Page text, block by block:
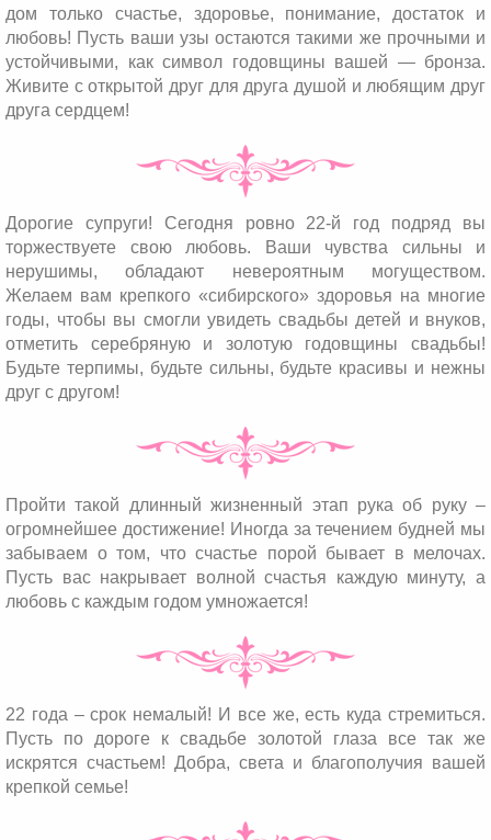
дом только счастье, здоровье, понимание, достаток и
любовь! Пусть ваши узы остаются такими же прочными и
устойчивыми, как символ годовщины вашей — бронза.
Живите с открытой друг для друга душой и любящим друг
друга сердцем!
Дорогие супруги! Сегодня ровно 22-й год подряд вы
торжествуете свою любовь. Ваши чувства сильны и
нерушимы, обладают невероятным могуществом.
Желаем вам крепкого «сибирского» здоровья на многие
годы, чтобы вы смогли увидеть свадьбы детей и внуков,
отметить серебряную и золотую годовщины свадьбы!
Будьте терпимы, будьте сильны, будьте красивы и нежны
друг с другом!
Пройти такой длинный жизненный этап рука об руку –
огромнейшее достижение! Иногда за течением будней мы
забываем о том, что счастье порой бывает в мелочах.
Пусть вас накрывает волной счастья каждую минуту, а
любовь с каждым годом умножается!
22 года – срок немалый! И все же, есть куда стремиться.
Пусть по дороге к свадьбе золотой глаза все так же
искрятся счастьем! Добра, света и благополучия вашей
крепкой семье!